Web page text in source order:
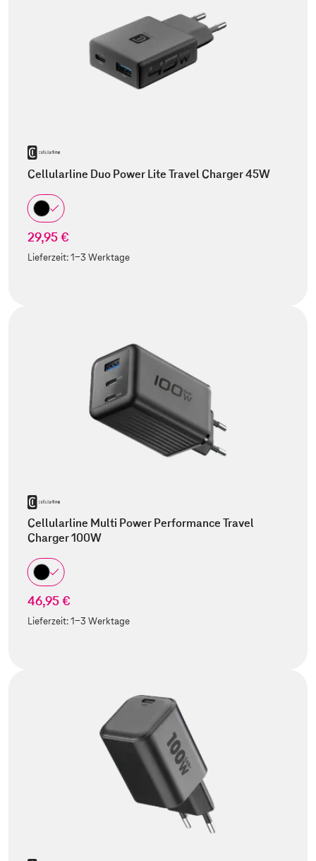
Cellularline Duo Power Lite Travel Charger 45W
29,95 €
Lieferzeit:1-3 Werktage
Cellularline Multi Power Performance Travel
Charger 100W
46,95 €
Lieferzeit:1-3 Werktage